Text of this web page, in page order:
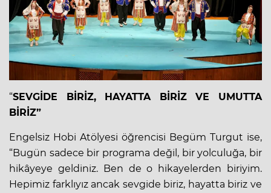
“SEVGİDE BİRİZ, HAYATTA BİRİZ VE UMUTTA
BİRİZ”
Engelsiz Hobi Atölyesi öğrencisi Begüm Turgut ise,
“Bugün sadece bir programa değil, bir yolculuğa, bir
hikâyeye geldiniz. Ben de o hikayelerden biriyim.
Hepimiz farklıyız ancak sevgide biriz, hayatta biriz ve